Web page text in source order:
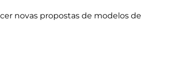
novas propostas de modelos de